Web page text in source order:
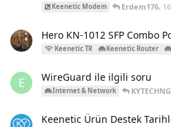
Keenetic Modem Erdem176,
Hero KN-1012 SFP Combo
Keenetic TR Keenetic Router
E WireGuard ile ilgili soru
Internet & Network
Keenetic Ürün Destek